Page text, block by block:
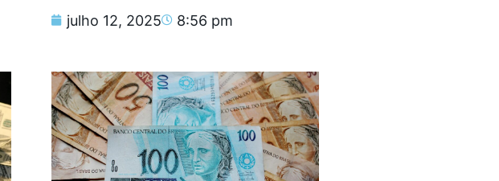
julho 12, 2025 8:56 pm